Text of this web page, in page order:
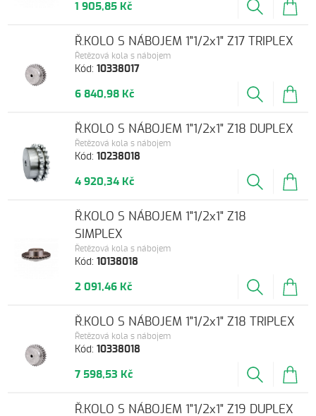
1 905,85 Kč
Kód:10338017
Řetězová kola s nábojem
Ř.KOLO S NÁBOJEM 1"1/2x1" Z17 TRIPLEX
6 840,98 Kč
Kód:10238018
Řetězová kola s nábojem
Ř.KOLO S NÁBOJEM 1"1/2x1" Z18 DUPLEX
4 920,34 Kč
Kód:10138018
Řetězová kola s nábojem
Ř.KOLO S NÁBOJEM 1"1/2x1" Z18
SIMPLEX
2 091,46 Kč
Kód:10338018
Řetězová kola s nábojem
Ř.KOLO S NÁBOJEM 1"1/2x1" Z18 TRIPLEX
7 598,53 Kč
Ř.KOLO S NÁBOJEM 1"1/2x1" Z19 DUPLEX